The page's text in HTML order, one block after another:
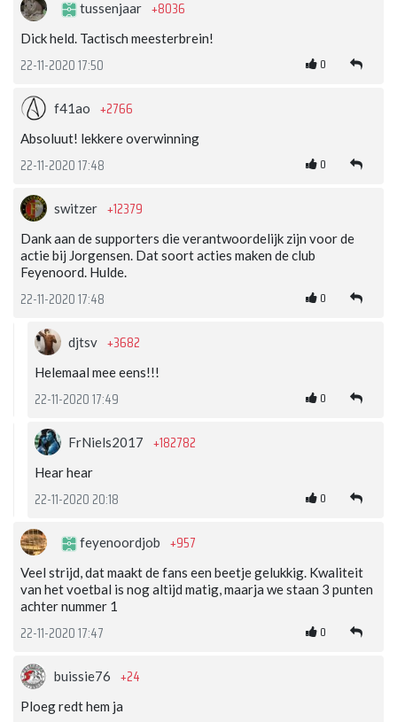
tussenjaar +8036
Dick held. Tactisch meesterbrein!
22-11-2020 17:50 0
f41ao +2766
Absoluut! lekkere overwinning
22-11-2020 17:48 0
switzer +12379
Dank aan de supporters die verantwoordelijk zijn voor de
actie bij Jorgensen. Dat soort acties maken de club
Feyenoord. Hulde.
22-11-2020 17:48 0
djtsv +3682
Helemaal mee eens!!!
22-11-2020 17:49 0
FrNiels2017 +182782
Hear hear
22-11-2020 20:18 0
feyenoordjob +957
Veel strijd, dat maakt de fans een beetje gelukkig. Kwaliteit
van het voetbal is nog altijd matig, maarja we staan 3 punten
achter nummer 1
22-11-2020 17:47 0
buissie76 +24
Ploeg redt hem ja